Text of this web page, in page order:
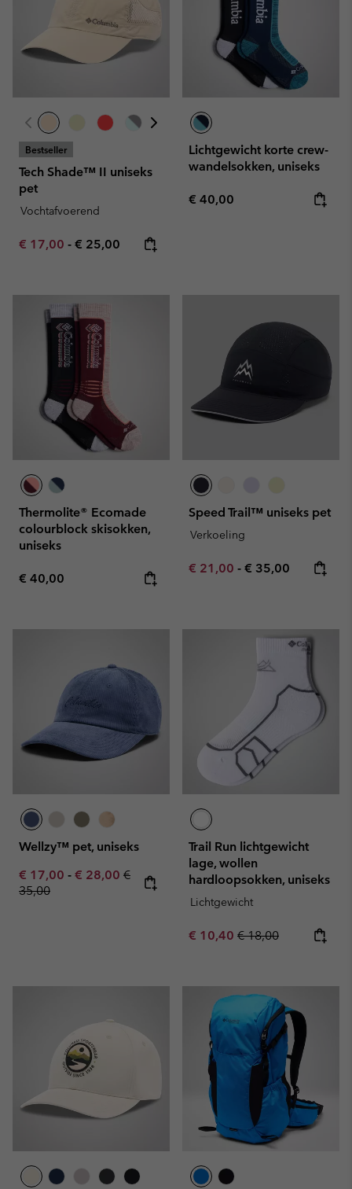
Bestseller
Tech Shade™ II uniseks
pet
Vochtafvoerend
Minimum sale price:
€ 17,00 - Maximum price:
€ 25,00
Lichtgewicht korte crew-
wandelsokken, uniseks
Regular price:
€ 40,00
Thermolite® Ecomade
colourblock skisokken,
uniseks
Regular price:
€ 40,00
Speed Trail™ uniseks pet
Verkoeling
Minimum sale price:
€ 21,00 - Maximum price:
€ 35,00
Wellzy™ pet, uniseks
Minimum sale price:
€ 17,00 - Maximum sale price:
€ 28,00 Regular price:
€
35,00
Trail Run lichtgewicht
lage, wollen
hardloopsokken, uniseks
Lichtgewicht
Sale price:
€ 10,40 Regular price:
€ 18,00